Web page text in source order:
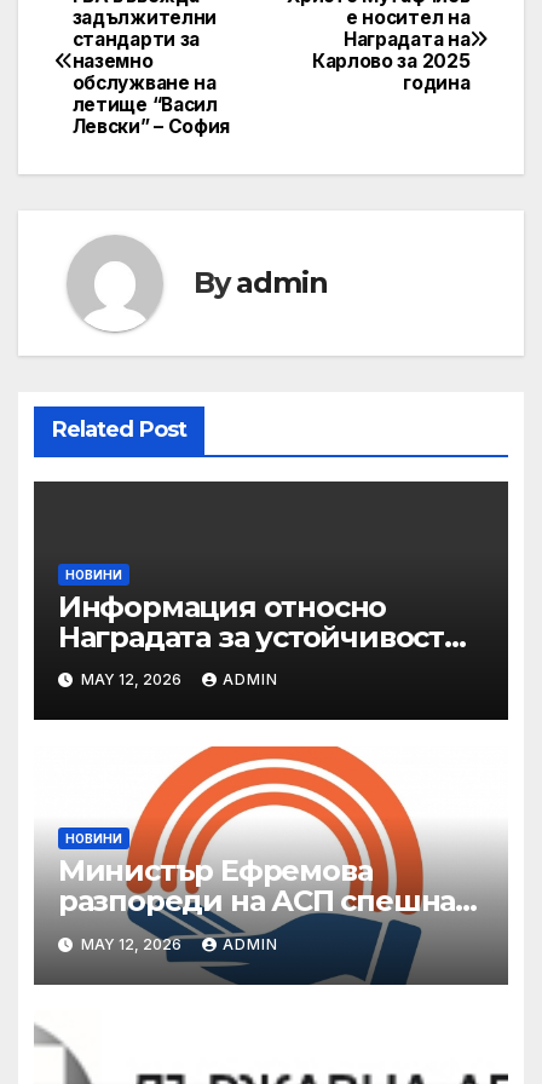
navigation
е носител на
Наградата на
Карлово за 2025
година
задължителни
стандарти за
наземно
обслужване на
летище “Васил
Левски” – София
Byadmin
Related Post
НОВИНИ
Информация относно
Наградата за устойчивост
на ОАЕ „Зайед“
MAY 12, 2026 ADMIN
НОВИНИ
Министър Ефремова
разпореди на АСП спешна
готовност за оказване на
подкрепа на пострадали от
валежи и градушки
MAY 12, 2026 ADMIN